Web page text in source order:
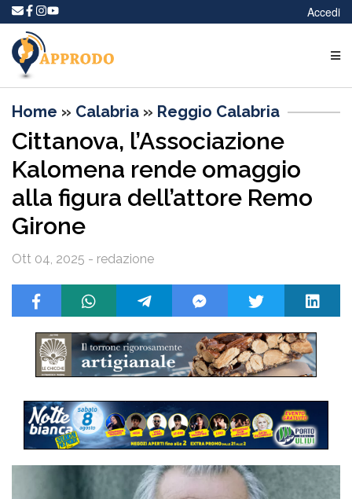
Accedi
Home » Calabria » Reggio Calabria
Cittanova, l’Associazione
Kalomena rende omaggio
alla figura dell’attore Remo
Girone
Ott 04, 2025 - redazione